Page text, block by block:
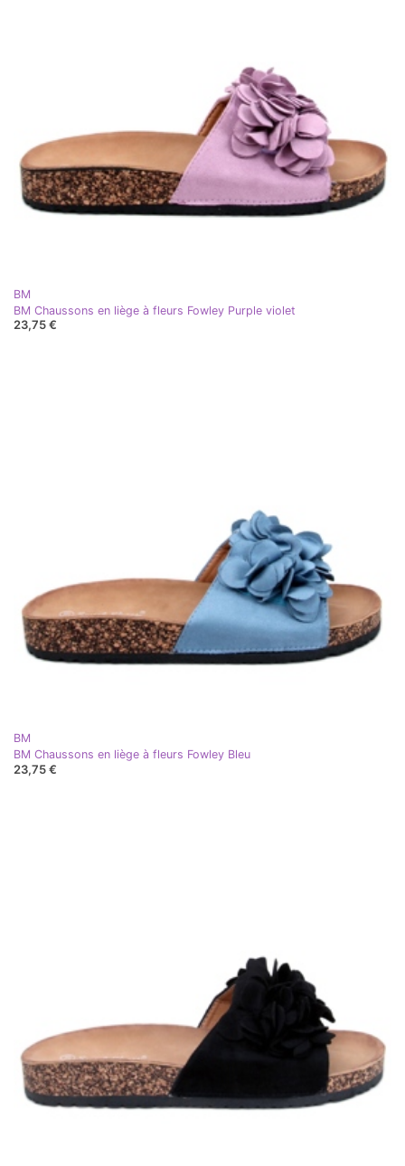
BM
BM Chaussons en liège à fleurs Fowley Purple violet
23,75 €
BM
BM Chaussons en liège à fleurs Fowley Bleu
23,75 €